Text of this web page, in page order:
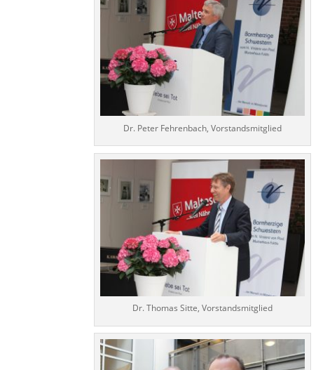
Dr. Peter Fehrenbach, Vorstandsmitglied
Dr. Thomas Sitte, Vorstandsmitglied